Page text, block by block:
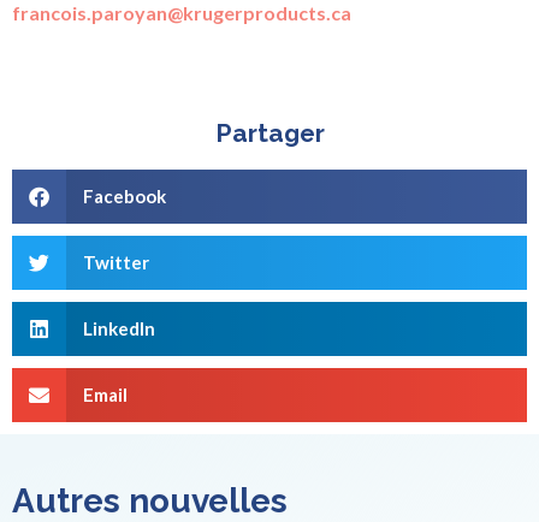
francois.paroyan@krugerproducts.ca
Partager
Facebook
Twitter
LinkedIn
Email
Autres nouvelles